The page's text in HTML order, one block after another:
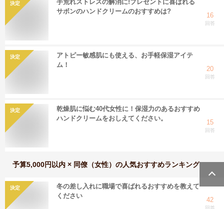
決定
手荒れストレスの解消に!プレゼントに喜ばれる
サボンのハンドクリームのおすすめは?
16
回答
決定
アトピー敏感肌にも使える、お手軽保湿アイテ
ム！
20
回答
決定
乾燥肌に悩む40代女性に！保湿力のあるおすすめ
ハンドクリームをおしえてください。
15
回答
予算5,000円以内 × 同僚（女性） の人気おすすめランキング
決定
冬の差し入れに職場で喜ばれるおすすめを教えて
ください
42
回答